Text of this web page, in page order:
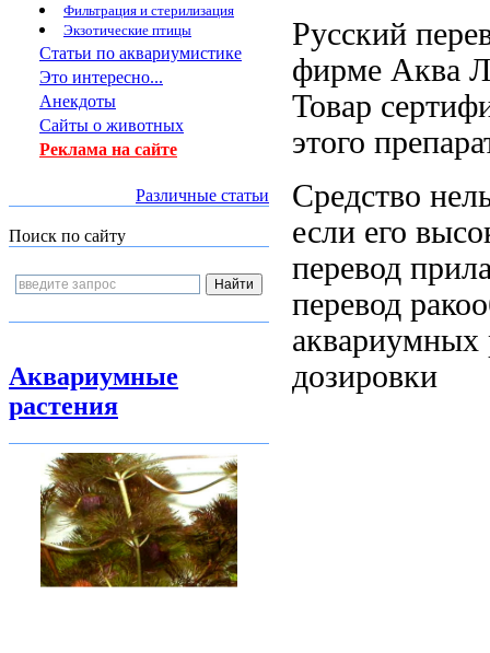
Фильтрация и стерилизация
Экзотические птицы
Статьи по аквариумистике
Это интересно...
Анекдоты
Сайты о животных
Реклама на сайте
Различные статьи
Поиск по сайту
Аквариумные
растения
Русский
фирме Аква
Товар
этого
Средство
если его
перевод
перевод
аквариумных
дозировки